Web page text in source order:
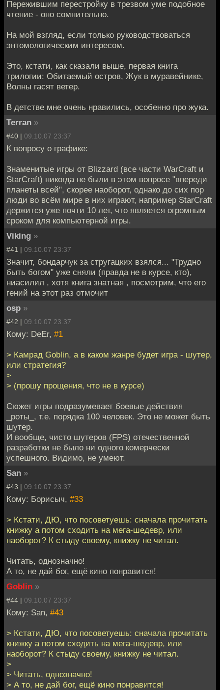
Пережившим перестройку в трезвом уме подобное
чтение - оно сомнительно.
На мой взгляд, если только руководствоваться
энтомологическим интересом.
Это, кстати, как сказали выше, первая книга
трилогии: Обитаемый остров, Жук в муравейнике,
Волны гасят ветер.
В детстве мне очень нравились, особенно про жука.
Terran »
#40 | 09.10.07 23:37
К вопросу о графике:
Знаменитые игры от Blizzard (все части WarCraft и
StarCraft) никогда не были в этом вопросе "впереди
планеты всей", скорее наоборот, однако до сих пор
люди во всём мире в них играют, например StarCraft
держится уже почти 10 лет, что является огромным
сроком для компьютерной игры.
Viking »
#41 | 09.10.07 23:37
Значит, бондарчук за стругацких взялся... "Трудно
быть богом" уже сняли (правда не в курсе, кто),
ниасилил , хотя книга знатная , посмотрим, что его
гений на этот раз отмочит
osp »
#42 | 09.10.07 23:37
Кому: DeEr, #1
> Камрад Goblin, а в каком жанре будет игра - шутер,
или стратегия?
>
> (прошу прощения, что не в курсе)
Сюжет игры подразумевает боевые действия
_роты_, т.е. порядка 100 человек. Это не может быть
шутер.
И вообще, чисто шутеров (FPS) отечественной
разработки не было ни одного комерчески
успешного. Видимо, не умеют.
San »
#43 | 09.10.07 23:37
Кому: Борисыч, #33
> Кстати, ДЮ, что посоветуешь: сначала прочитать
книжку а потом сходить на мега-шедевр, или
наоборот? К стыду своему, книжку не читал.
Читать, однозначно!
А то, не дай бог, ещё кино понравится!
Goblin »
#44 | 09.10.07 23:37
Кому: San, #43
> Кстати, ДЮ, что посоветуешь: сначала прочитать
книжку а потом сходить на мега-шедевр, или
наоборот? К стыду своему, книжку не читал.
>
> Читать, однозначно!
> А то, не дай бог, ещё кино понравится!